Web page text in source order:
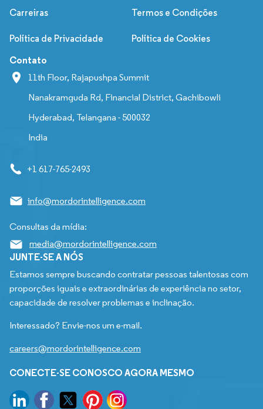
Carreiras Termos e Condições
Política de Privacidade Política de Cookies
Contato
11th Floor, Rajapushpa Summit
Nanakramguda Rd, Financial District, Gachibowli
Hyderabad, Telangana - 500032
India
+1 617-765-2493
info@mordorintelligence.com
Consultas da mídia:
media@mordorintelligence.com
JUNTE-SE A NÓS
Estamos sempre buscando contratar pessoas talentosas com
proporções iguais e extraordinárias de experiência no setor,
capacidade de resolver problemas e inclinação.
Interessado? Envie-nos um e-mail.
careers@mordorintelligence.com
CONECTE-SE CONOSCO AGORA MESMO